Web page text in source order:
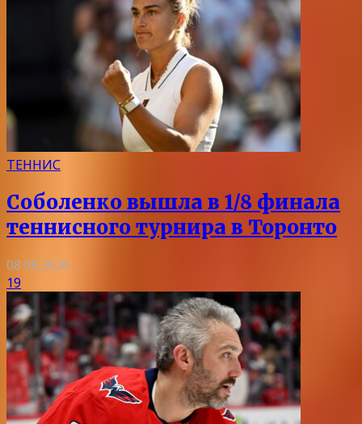
ТЕННИС
Соболенко вышла в 1/8 финала
теннисного турнира в Торонто
08.08.2026
19